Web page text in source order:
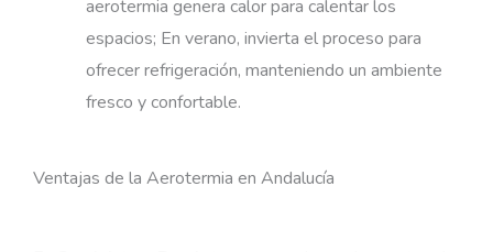
aerotermia genera calor para calentar los
espacios; En verano, invierta el proceso para
ofrecer refrigeración, manteniendo un ambiente
fresco y confortable.
Ventajas de la Aerotermia en Andalucía